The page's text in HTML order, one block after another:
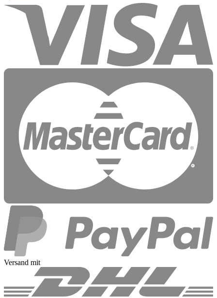
Versand mit